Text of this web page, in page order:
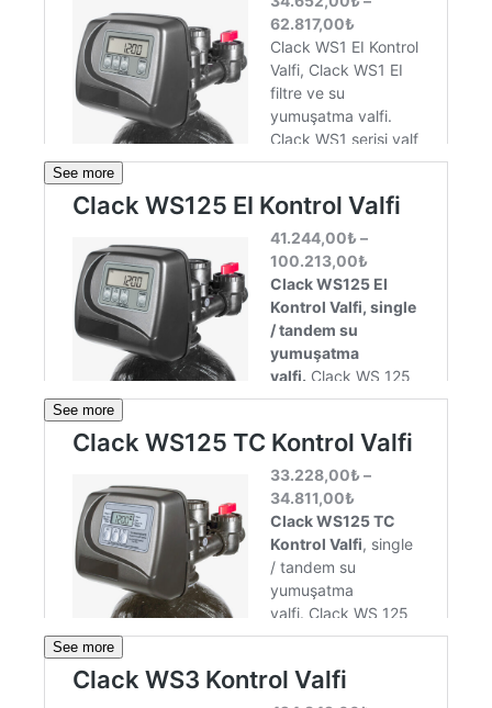
See more
See more
See more